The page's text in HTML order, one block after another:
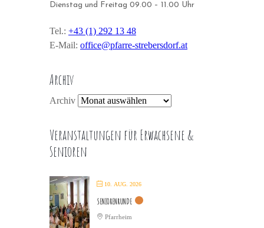
Dienstag und Freitag 09.00 – 11.00 Uhr
Tel.: +43 (1) 292 13 48
E-Mail: office@pfarre-strebersdorf.at
Archiv
Archiv
Veranstaltungen für Erwachsene &
Senioren
10. AUG. 2026
SENIORENRUNDE
Pfarrheim